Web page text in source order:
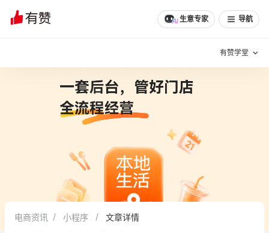
生意专家 导航
有赞学堂
增长方法
有赞专家说
新零售最佳实践
面对面聊增长
电商资讯 小程序 文章详情